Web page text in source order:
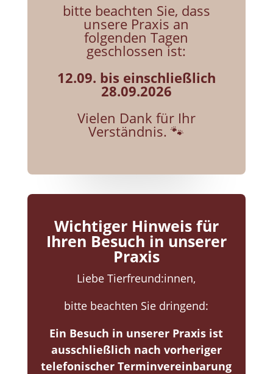
bitte beachten Sie, dass
unsere Praxis an
folgenden Tagen
geschlossen ist:
12.09. bis einschließlich
28.09.2026
Vielen Dank für Ihr
Verständnis. 🐾
Wichtiger Hinweis für
Ihren Besuch in unserer
Praxis
Liebe Tierfreund:innen,
bitte beachten Sie dringend:
Ein Besuch in unserer Praxis ist
ausschließlich nach vorheriger
telefonischer Terminvereinbarung